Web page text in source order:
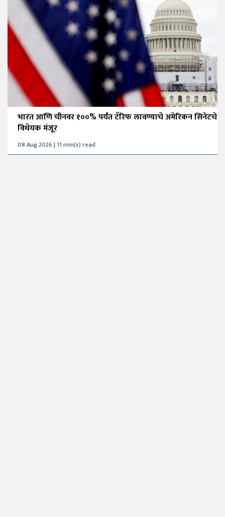
भारत आणि चीनवर १००% पर्यंत टॅरिफ लावण्याचे अमेरिकन सिनेटचे
विधेयक मंजूर
08 Aug 2026 | 11 min(s) read